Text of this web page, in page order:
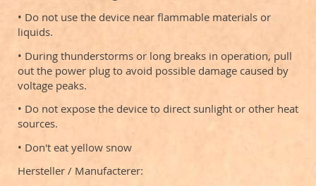
• Do not use the device near flammable materials or
liquids.
• During thunderstorms or long breaks in operation, pull
out the power plug to avoid possible damage caused by
voltage peaks.
• Do not expose the device to direct sunlight or other heat
sources.
• Don't eat yellow snow
Hersteller / Manufacterer: